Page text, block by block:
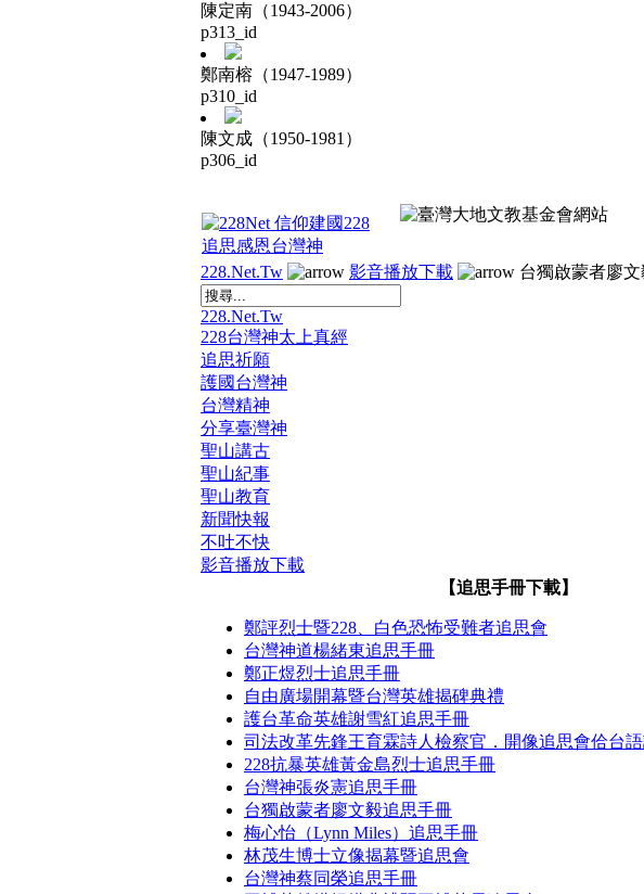
陳定南（1943-2006）
p313_id
鄭南榕（1947-1989）
p310_id
陳文成（1950-1981）
p306_id
228.Net.Tw 影音播放下載 台獨啟蒙者廖
228.Net.Tw
228台灣神太上真經
追思祈願
護國台灣神
台灣精神
分享臺灣神
聖山講古
聖山紀事
聖山教育
新聞快報
不吐不快
影音播放下載
【追思手冊下載】
鄭評烈士暨228、白色恐怖受難者追思會
台灣神道楊緒東追思手冊
鄭正煜烈士追思手冊
自由廣場開幕暨台灣英雄揭碑典禮
護台革命英雄謝雪紅追思手冊
司法改革先鋒王育霖詩人檢察官．開像追思會佮台
228抗暴英雄黃金島烈士追思手冊
台灣神張炎憲追思手冊
台獨啟蒙者廖文毅追思手冊
梅心怡（Lynn Miles）追思手冊
林茂生博士立像揭幕暨追思會
台灣神蔡同榮追思手冊